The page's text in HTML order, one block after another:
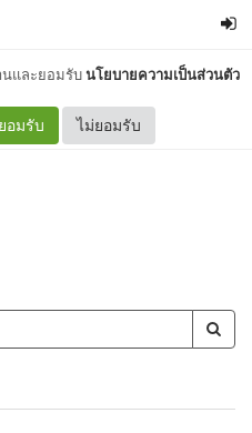
นและยอมรับนโยบายความเป็นส่วนตัว
ยอมรับ ไม่ยอมรับ